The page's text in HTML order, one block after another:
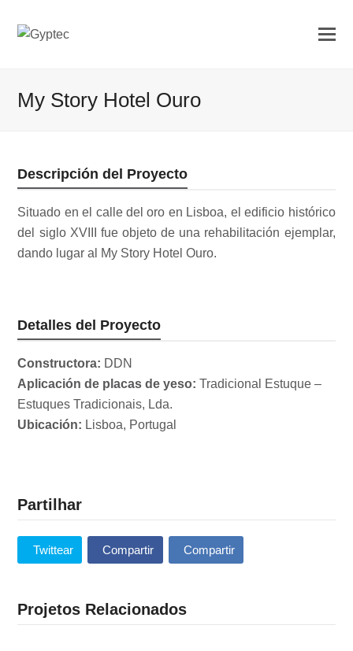
My Story Hotel Ouro
Descripción del Proyecto
Situado en el calle del oro en Lisboa, el edificio histórico
del siglo XVIII fue objeto de una rehabilitación ejemplar,
dando lugar al My Story Hotel Ouro.
Detalles del Proyecto
Constructora: DDN
Aplicación de placas de yeso: Tradicional Estuque –
Estuques Tradicionais, Lda.
Ubicación: Lisboa, Portugal
Partilhar
Twittear Compartir Compartir
Projetos Relacionados